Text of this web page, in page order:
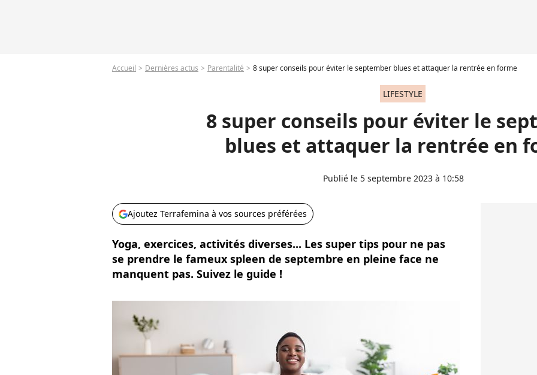
Accueil Dernières actus Parentalité 8 super conseils pour éviter le september blues et attaquer la rentrée en forme
LIFESTYLE
8 super conseils pour éviter le
blues et attaquer la rentrée en
Publié le 5 septembre 2023 à 10:58
Ajoutez Terrafemina à vos sources préférées
Yoga, exercices, activités diverses... Les super tips pour ne pas
se prendre le fameux spleen de septembre en pleine face ne
manquent pas. Suivez le guide !